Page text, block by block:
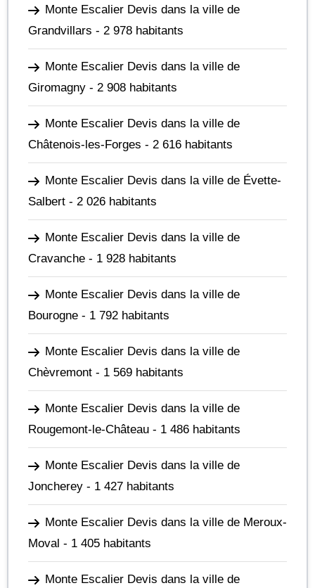
Monte Escalier Devis dans la ville de
Grandvillars - 2 978 habitants
Monte Escalier Devis dans la ville de
Giromagny - 2 908 habitants
Monte Escalier Devis dans la ville de
Châtenois-les-Forges - 2 616 habitants
Monte Escalier Devis dans la ville de Évette-
Salbert - 2 026 habitants
Monte Escalier Devis dans la ville de
Cravanche - 1 928 habitants
Monte Escalier Devis dans la ville de
Bourogne - 1 792 habitants
Monte Escalier Devis dans la ville de
Chèvremont - 1 569 habitants
Monte Escalier Devis dans la ville de
Rougemont-le-Château - 1 486 habitants
Monte Escalier Devis dans la ville de
Joncherey - 1 427 habitants
Monte Escalier Devis dans la ville de Meroux-
Moval - 1 405 habitants
Monte Escalier Devis dans la ville de